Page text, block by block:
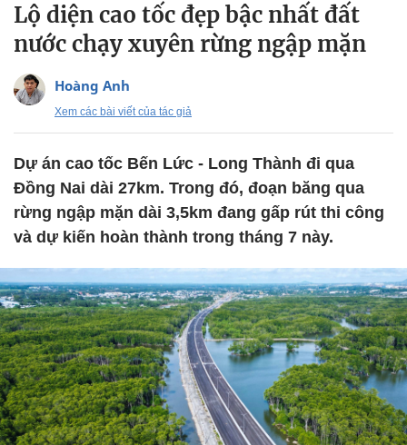
Lộ diện cao tốc đẹp bậc nhất đất
nước chạy xuyên rừng ngập mặn
Hoàng Anh
Xem các bài viết của tác giả
Dự án cao tốc Bến Lức - Long Thành đi qua
Đồng Nai dài 27km. Trong đó, đoạn băng qua
rừng ngập mặn dài 3,5km đang gấp rút thi công
và dự kiến hoàn thành trong tháng 7 này.